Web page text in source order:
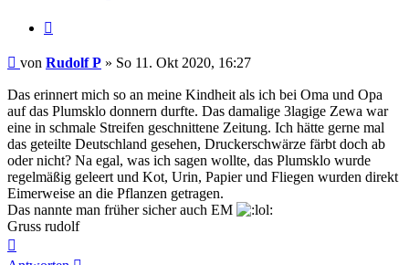
Beitrag
von Rudolf P » So 11. Okt 2020, 16:27
Das erinnert mich so an meine Kindheit als ich bei Oma und Opa
auf das Plumsklo donnern durfte. Das damalige 3lagige Zewa war
eine in schmale Streifen geschnittene Zeitung. Ich hätte gerne mal
das geteilte Deutschland gesehen, Druckerschwärze färbt doch ab
oder nicht? Na egal, was ich sagen wollte, das Plumsklo wurde
regelmäßig geleert und Kot, Urin, Papier und Fliegen wurden direkt
Eimerweise an die Pflanzen getragen.
Das nannte man früher sicher auch EM
Gruss rudolf
oben